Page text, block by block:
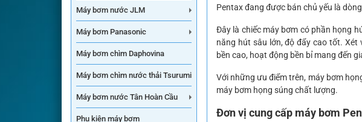
Máy bơm nước JLM
Máy bơm Panasonic
Máy bơm chìm Daphovina
Máy bơm chìm nước thải Tsurumi
Máy bơm nước Tân Hoàn Cầu
Phụ kiện máy bơm
Pentax đang được bán chủ yếu là
Đây là chiếc máy bơm có phần họng
năng hút sâu lớn, độ đẩy cao tốt.
bền cao, hoạt động bền bỉ mang đến
Với những ưu điểm trên, máy bơm
máy bơm họng súng chất lượng.
Đơn vị cung cấp máy bơm